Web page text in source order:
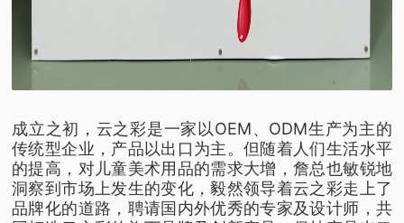
成立之初，云之彩是一家以OEM、ODM生产为主的
传统型企业，产品以出口为主。但随着人们生活水平
的提高，对儿童美术用品的需求大增，詹总也敏锐地
洞察到市场上发生的变化，毅然领导着云之彩走上了
品牌化的道路，聘请国内外优秀的专家及设计师，共